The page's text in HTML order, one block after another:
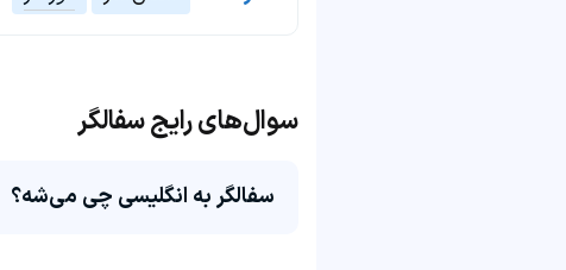
سوال‌های رایج سفالگر
سفالگر به انگلیسی چی می‌شه؟